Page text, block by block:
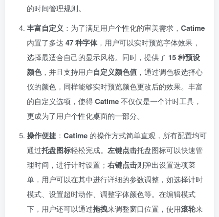
的时间管理规则。
丰富自定义 ：为了满足用户个性化的审美需求， Catime
内置了多达 47 种字体，用户可以实时预览字体效果，
选择最适合自己的显示风格。同时，提供了 15 种预设
颜色，并且支持用户自定义颜色值 ，通过调色板选择心
仪的颜色，同样能够实时预览颜色更改后的效果。丰富
的自定义选项，使得Catime不仅仅是一个计时工具，
更成为了用户个性化桌面的一部分。
操作便捷 ： Catime 的操作方式简单直观，所有配置均可
通过托盘图标轻松完成。 左键点击托盘图标可以快速管
理时间，进行计时设置； 右键点击则弹出设置选项菜
单，用户可以在其中进行详细的参数调整，如选择计时
模式、设置超时动作、调整字体颜色等。在编辑模式
下，用户还可以通过拖拽来调整窗口位置，使用滚轮来